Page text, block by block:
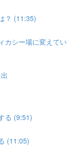
？ (11:35)
カシー場に変えてい
る (9:51)
(11:05)